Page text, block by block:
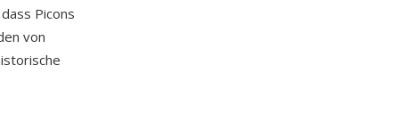
Picons
von